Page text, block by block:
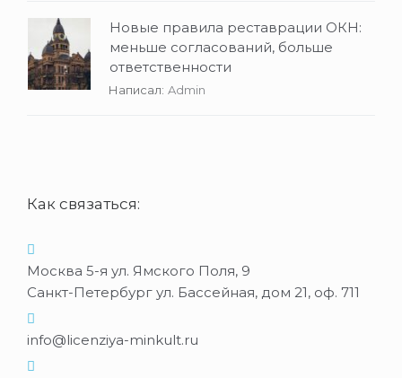
Новые правила реставрации ОКН:
меньше согласований, больше
ответственности
Написал: Admin
Как связаться:
Москва 5-я ул. Ямского Поля, 9
Санкт-Петербург ул. Бассейная, дом 21, оф. 711
info@licenziya-minkult.ru